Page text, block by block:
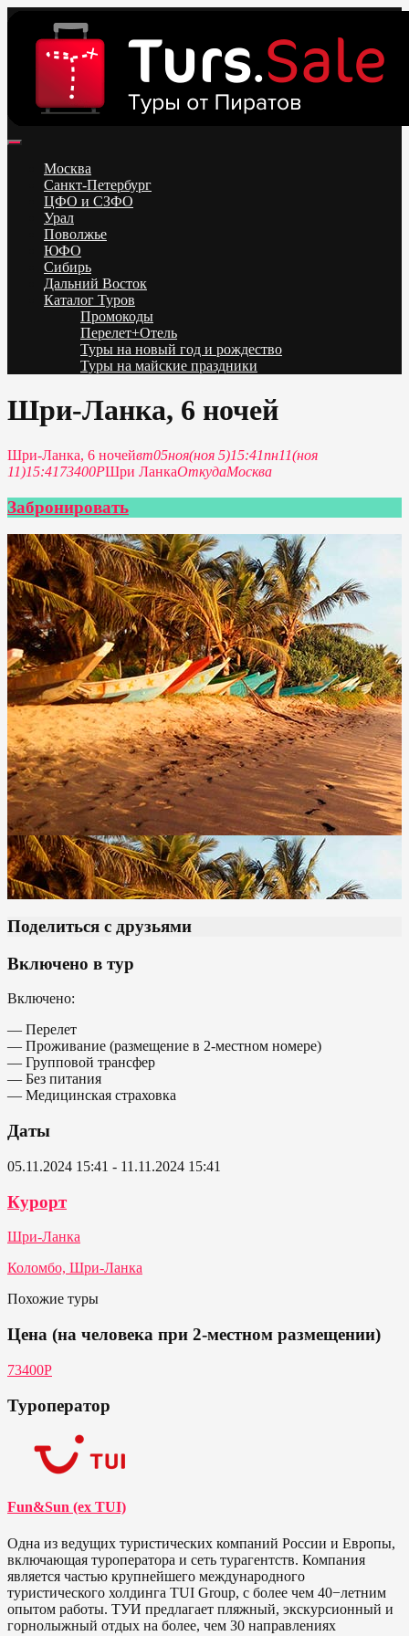
content
Низкие цены на путевки 3-7-10 ночей все включено, отдых на
море. Распродажа экскурсионных и горнолыжных туров.
Обновление каждый день. Официальный сайт Тур Сейл
Москва
Санкт-Петербург
ЦФО и СЗФО
Урал
Поволжье
ЮФО
Сибирь
Дальний Восток
Каталог Туров
Промокоды
Перелет+Отель
Туры на новый год и рождество
Туры на майские праздники
Шри-Ланка, 6 ночей
Шри-Ланка, 6 ночейвт05ноя(ноя 5)15:41пн11(ноя
11)15:4173400РШри ЛанкаОткудаМосква
Забронировать
Поделиться с друзьями
Включено в тур
Включено:
— Перелет
— Проживание (размещение в 2-местном номере)
— Групповой трансфер
— Без питания
— Медицинская страховка
Даты
05.11.2024 15:41 - 11.11.2024 15:41
Курорт
Шри-Ланка
Коломбо, Шри-Ланка
Похожие туры
Цена (на человека при 2-местном размещении)
73400Р
Туроператор
Fun&Sun (ex TUI)
Одна из ведущих туристических компаний России и Европы,
включающая туроператора и сеть турагентств. Компания
является частью крупнейшего международного
туристического холдинга TUI Group, с более чем 40−летним
опытом работы. ТУИ предлагает пляжный, экскурсионный и
горнолыжный отдых на более, чем 30 направлениях